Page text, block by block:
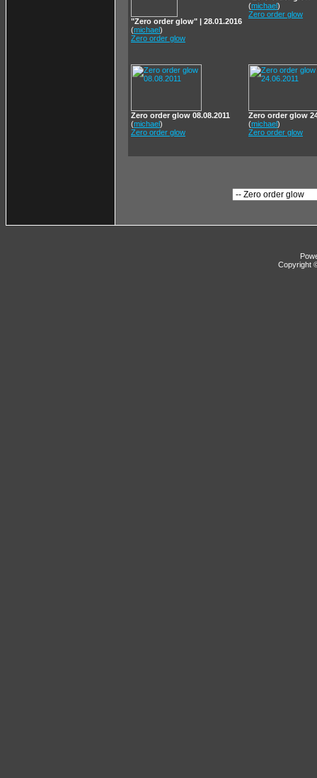
"Zero order glow" | 28.01.2016
(michael)
Zero order glow
(michael)
Zero order glow
Zero order glow 08.08.2011
(michael)
Zero order glow
Zero order glow
(michael)
Zero order glow
Copyright